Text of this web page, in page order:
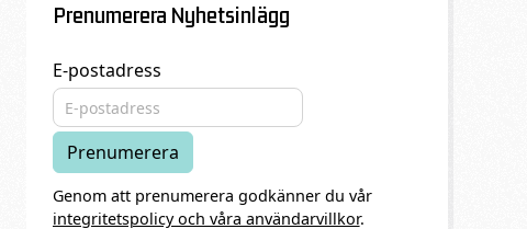
Prenumerera Nyhetsinlägg
E-postadress
Genom att prenumerera godkänner du vår
integritetspolicy och våra användarvillkor.